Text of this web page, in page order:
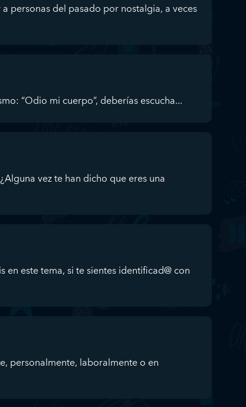
personas del pasado por nostalgia, a veces
“Odio mi cuerpo”, deberías escucha...
vez te han dicho que eres una
en este tema, si te sientes identificad@ con
personalmente, laboralmente o en